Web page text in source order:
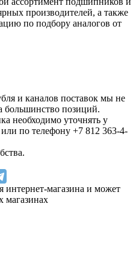
производителей, а также
по подбору аналогов от
и каналов поставок мы не
большинство позиций.
необходимо уточнять у
по телефону +7 812 363-4-
интернет-магазина и может
магазинах